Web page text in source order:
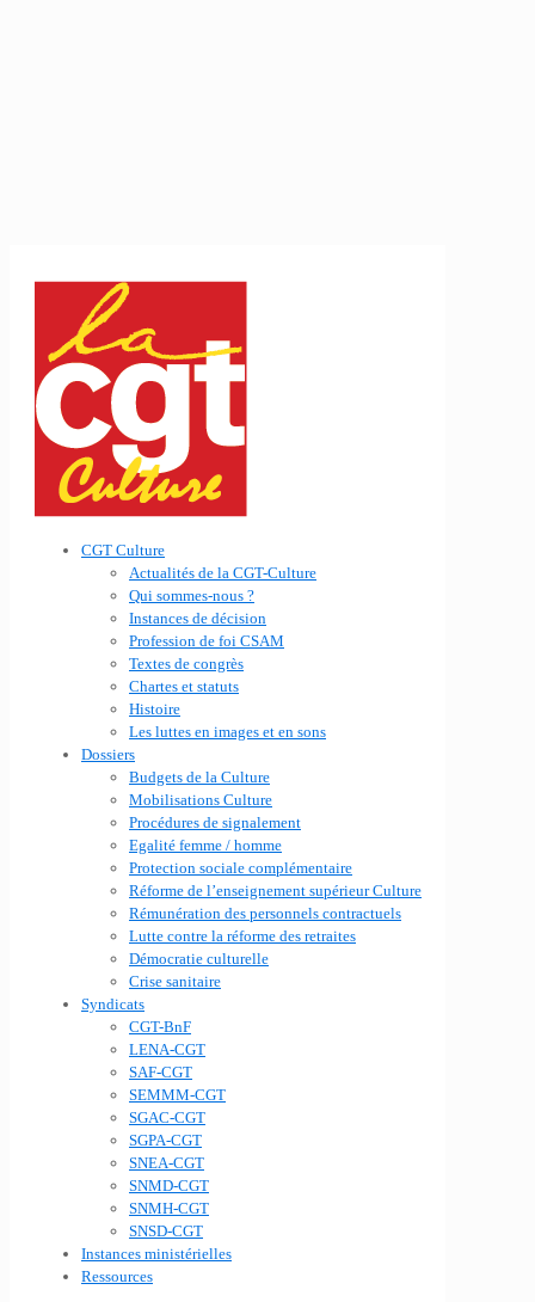
CGT Culture
Actualités de la CGT-Culture
Qui sommes-nous ?
Instances de décision
Profession de foi CSAM
Textes de congrès
Chartes et statuts
Histoire
Les luttes en images et en sons
Dossiers
Budgets de la Culture
Mobilisations Culture
Procédures de signalement
Egalité femme / homme
Protection sociale complémentaire
Réforme de l’enseignement supérieur Culture
Rémunération des personnels contractuels
Lutte contre la réforme des retraites
Démocratie culturelle
Crise sanitaire
Syndicats
CGT-BnF
LENA-CGT
SAF-CGT
SEMMM-CGT
SGAC-CGT
SGPA-CGT
SNEA-CGT
SNMD-CGT
SNMH-CGT
SNSD-CGT
Instances ministérielles
Ressources